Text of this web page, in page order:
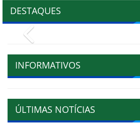
DESTAQUES
INFORMATIVOS
ÚLTIMAS NOTÍCIAS